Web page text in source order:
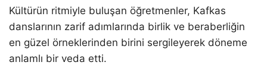
Kültürün ritmiyle buluşan öğretmenler, Kafkas
danslarının zarif adımlarında birlik ve beraberliğin
en güzel örneklerinden birini sergileyerek döneme
anlamlı bir veda etti.